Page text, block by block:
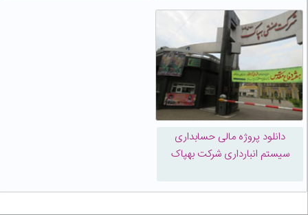
دانلود پروژه مالی حسابداری
سیستم انبارداری شرکت بهپاک